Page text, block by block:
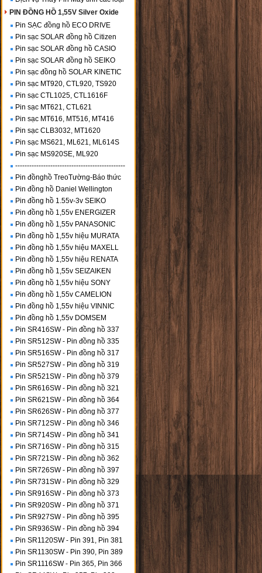
PIN ĐỒNG HỒ 1,55V Silver Oxide
Pin SẠC đồng hồ ECO DRIVE
Pin sạc SOLAR đồng hồ Citizen
Pin sạc SOLAR đồng hồ CASIO
Pin sạc SOLAR đồng hồ SEIKO
Pin sạc đồng hồ SOLAR KINETIC
Pin sạc MT920, CTL920, TS920
Pin sạc CTL1025, CTL1616F
Pin sạc MT621, CTL621
Pin sạc MT616, MT516, MT416
Pin sạc CLB3032, MT1620
Pin sạc MS621, ML621, ML614S
Pin sạc MS920SE, ML920
-----------------------------------------------
Pin đồnghồ TreoTường-Báo thức
Pin đồng hồ Daniel Wellington
Pin đồng hồ 1.55v-3v SEIKO
Pin đồng hồ 1,55v ENERGIZER
Pin đồng hồ 1,55v PANASONIC
Pin đồng hồ 1,55v hiệu MURATA
Pin đồng hồ 1,55v hiệu MAXELL
Pin đồng hồ 1,55v hiệu RENATA
Pin đồng hồ 1,55v SEIZAIKEN
Pin đồng hồ 1,55v hiệu SONY
Pin đồng hồ 1,55v CAMELION
Pin đồng hồ 1,55v hiệu VINNIC
Pin đồng hồ 1,55v DOMSEM
Pin SR416SW - Pin đồng hồ 337
Pin SR512SW - Pin đồng hồ 335
Pin SR516SW - Pin đồng hồ 317
Pin SR527SW - Pin đồng hồ 319
Pin SR521SW - Pin đồng hồ 379
Pin SR616SW - Pin đồng hồ 321
Pin SR621SW - Pin đồng hồ 364
Pin SR626SW - Pin đồng hồ 377
Pin SR712SW - Pin đồng hồ 346
Pin SR714SW - Pin đồng hồ 341
Pin SR716SW - Pin đồng hồ 315
Pin SR721SW - Pin đồng hồ 362
Pin SR726SW - Pin đồng hồ 397
Pin SR731SW - Pin đồng hồ 329
Pin SR916SW - Pin đồng hồ 373
Pin SR920SW - Pin đồng hồ 371
Pin SR927SW - Pin đồng hồ 395
Pin SR936SW - Pin đồng hồ 394
Pin SR1120SW - Pin 391, Pin 381
Pin SR1130SW - Pin 390, Pin 389
Pin SR1116SW - Pin 365, Pin 366